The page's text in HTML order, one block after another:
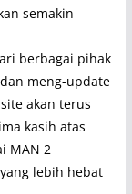
semakin
berbagai pihak
meng-update
akan terus
kasih atas
MAN 2
lebih hebat